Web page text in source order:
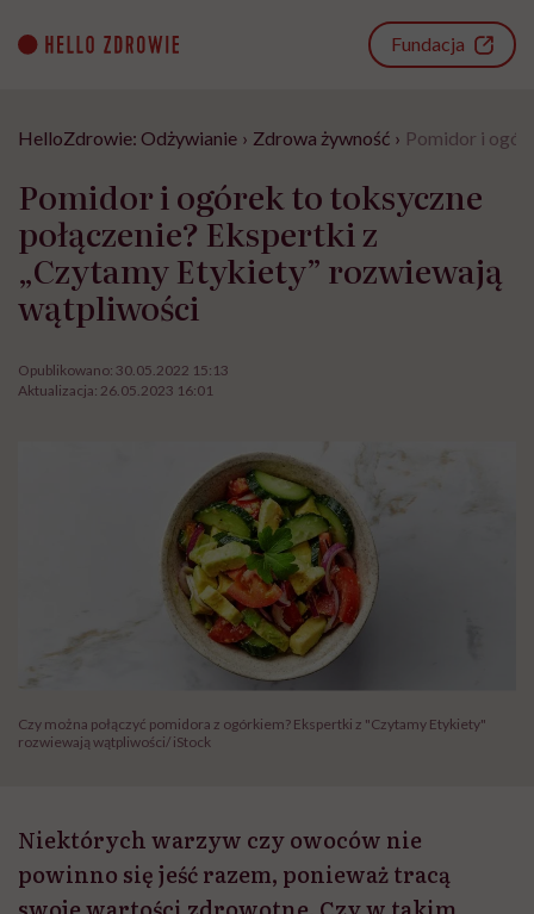
content
Fundacja
HelloZdrowie: Odżywianie › Zdrowa żywność › Pomidor i
Pomidor i ogórek to toksyczne
połączenie? Ekspertki z
„Czytamy Etykiety” rozwiewają
wątpliwości
Opublikowano: 30.05.2022 15:13
Aktualizacja: 26.05.2023 16:01
Czy można połączyć pomidora z ogórkiem? Ekspertki z "Czytamy Etykiety"
rozwiewają wątpliwości/ iStock
Niektórych warzyw czy owoców nie
powinno się jeść razem, ponieważ tracą